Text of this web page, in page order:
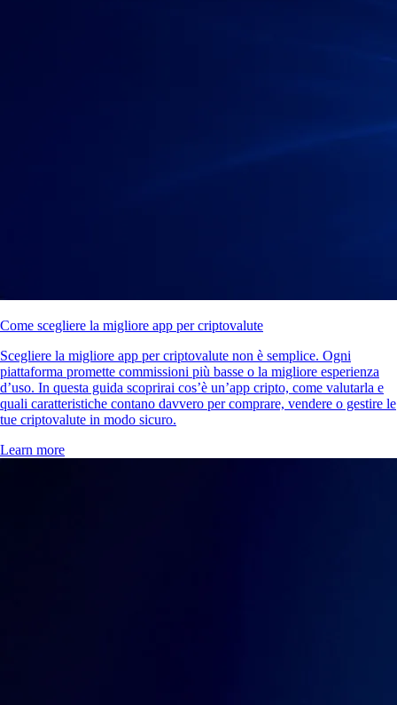
Come scegliere la migliore app per criptovalute
Scegliere la migliore app per criptovalute non è semplice. Ogni
piattaforma promette commissioni più basse o la migliore esperienza
d’uso. In questa guida scoprirai cos’è un’app cripto, come valutarla e
quali caratteristiche contano davvero per comprare, vendere o gestire le
tue criptovalute in modo sicuro.
Learn more